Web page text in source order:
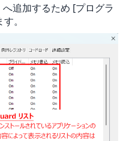
追加するため [プログラ
。